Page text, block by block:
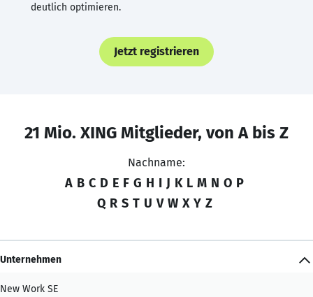
deutlich optimieren.
Jetzt registrieren
21 Mio. XING Mitglieder, von A bis Z
Nachname:
A B C D E F G H I J K L M N O P
Q R S T U V W X Y Z
Unternehmen
New Work SE